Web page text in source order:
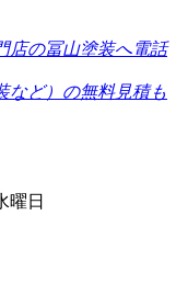
曜日